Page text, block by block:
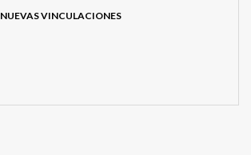
NUEVAS VINCULACIONES